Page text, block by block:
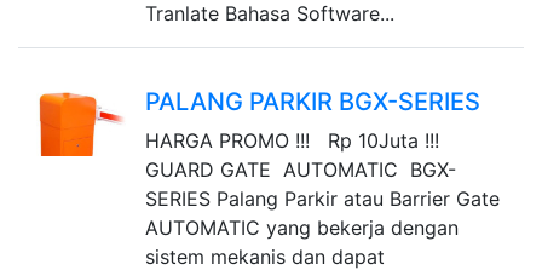
Tranlate Bahasa Software...
PALANG PARKIR BGX-SERIES
HARGA PROMO !!! Rp 10Juta !!!
GUARD GATE AUTOMATIC BGX-
SERIES Palang Parkir atau Barrier Gate
AUTOMATIC yang bekerja dengan
sistem mekanis dan dapat